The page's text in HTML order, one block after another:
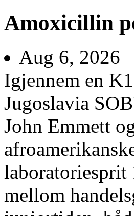
Amoxicillin
Aug 6, 2026
Igjennem en
Jugoslavia
John Emmett
laboratoriesprit
mellom